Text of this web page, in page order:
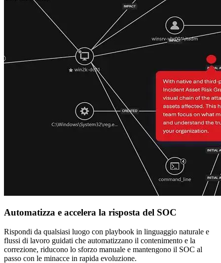
Automatizza e accelera la risposta del SOC
Rispondi da qualsiasi luogo con playbook in linguaggio naturale e
flussi di lavoro guidati che automatizzano il contenimento e la
correzione, riducono lo sforzo manuale e mantengono il SOC al
passo con le minacce in rapida evoluzione.